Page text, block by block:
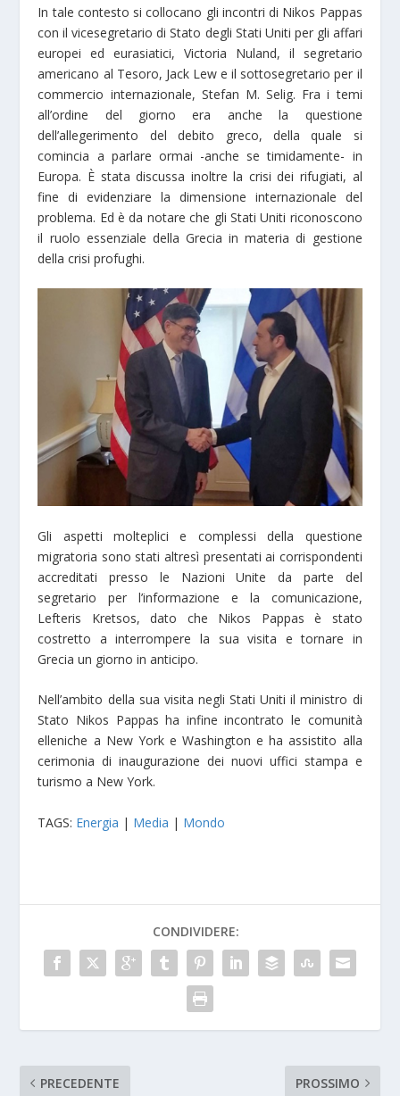
In tale contesto si collocano gli incontri di Nikos Pappas
con il vicesegretario di Stato degli Stati Uniti per gli affari
europei ed eurasiatici, Victoria Nuland, il segretario
americano al Tesoro, Jack Lew e il sottosegretario per il
commercio internazionale, Stefan M. Selig. Fra i temi
all’ordine del giorno era anche la questione
dell’allegerimento del debito greco, della quale si
comincia a parlare ormai -anche se timidamente- in
Europa. È stata discussa inoltre la crisi dei rifugiati, al
fine di evidenziare la dimensione internazionale del
problema. Ed è da notare che gli Stati Uniti riconoscono
il ruolo essenziale della Grecia in materia di gestione
della crisi profughi.
Gli aspetti molteplici e complessi della questione
migratoria sono stati altresì presentati ai corrispondenti
accreditati presso le Nazioni Unite da parte del
segretario per l’informazione e la comunicazione,
Lefteris Kretsos, dato che Nikos Pappas è stato
costretto a interrompere la sua visita e tornare in
Grecia un giorno in anticipo.
Nell’ambito della sua visita negli Stati Uniti il ministro di
Stato Nikos Pappas ha infine incontrato le comunità
elleniche a New York e Washington e ha assistito alla
cerimonia di inaugurazione dei nuovi uffici stampa e
turismo a New York.
TAGS: Energia | Media | Mondo
CONDIVIDERE:
PRECEDENTE PROSSIMO